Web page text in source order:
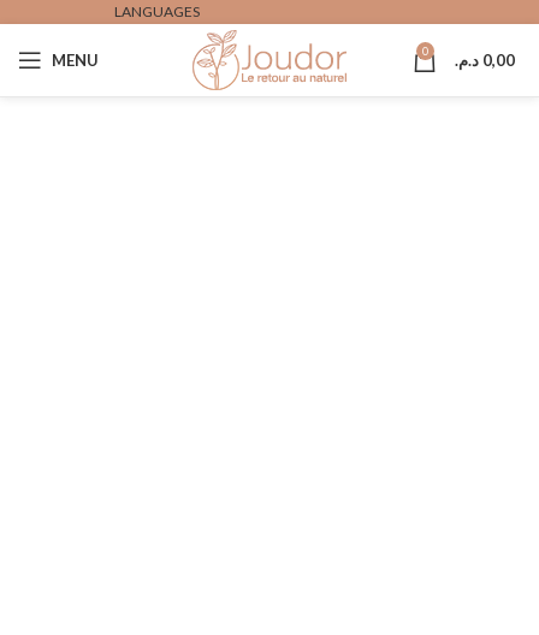
LANGUAGES
MENU 0 0,00 د.م.